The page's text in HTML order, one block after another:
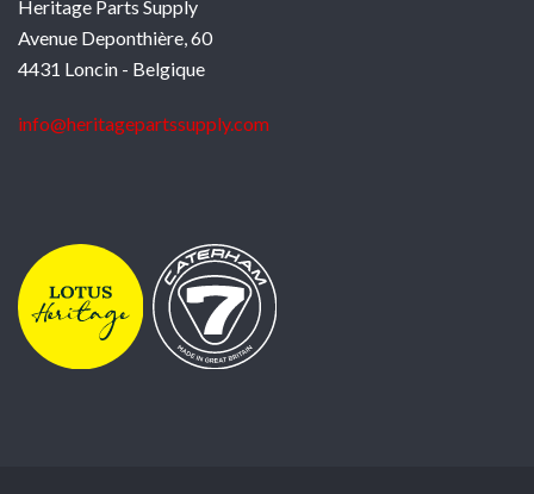
Heritage Parts Supply
Avenue Deponthière, 60
4431 Loncin - Belgique
info@heritagepartssupply.com